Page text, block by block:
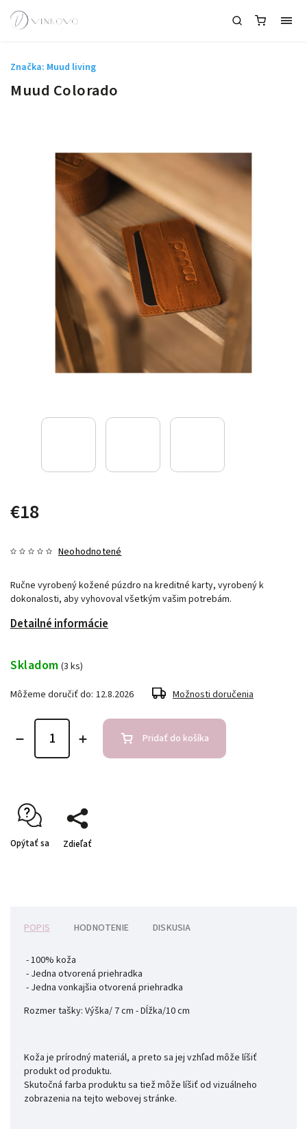
Muud Colorado
€18
Neohodnotené
Ručne vyrobený kožené púzdro na kreditné karty, vyrobený k
dokonalosti, aby vyhovoval všetkým vašim potrebám.
Detailné informácie
Značka: Muud living
Skladom (3 ks)
Môžeme doručiť do: 12.8.2026 Možnosti doručenia
Pridať do košíka
Opýtať sa Zdieľať
POPIS HODNOTENIE DISKUSIA
- 100% koža
- Jedna otvorená priehradka
- Jedna vonkajšia otvorená priehradka
Rozmer tašky: Výška/ 7 cm - Dĺžka/10 cm
Koža je prírodný materiál, a preto sa jej vzhľad môže líšiť
produkt od produktu.
Skutočná farba produktu sa tiež môže líšiť od vizuálneho
zobrazenia na tejto webovej stránke.